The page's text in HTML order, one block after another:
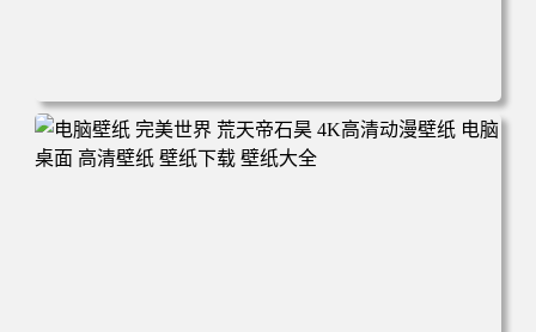
电脑壁纸 动漫 无限 罗小黑 罗小黑战记 罗小黑战记2 风息
鹿野师姐 电脑桌面 高清壁纸 壁纸下载 壁纸大全